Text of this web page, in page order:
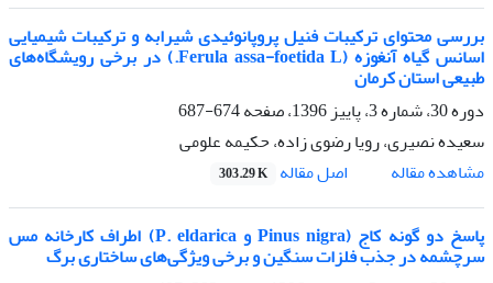
بررسی محتوای ترکیبات فنیل پروپانوئیدی شیرابه و ترکیبات شیمیایی
اسانس گیاه آنغوزه (Ferula assa-foetida L.) در برخی رویشگاه‌های
طبیعی استان کرمان
دوره 30، شماره 3، پاییز 1396، صفحه
674-687
سعیده نصیری، رویا رضوی زاده، حکیمه علومی
مشاهده مقاله
اصل مقاله 303.29 K
پاسخ دو گونه کاج (Pinus nigra و P. eldarica) اطراف کارخانه مس
سرچشمه در جذب فلزات سنگین و برخی ویژگی‌های ساختاری برگ